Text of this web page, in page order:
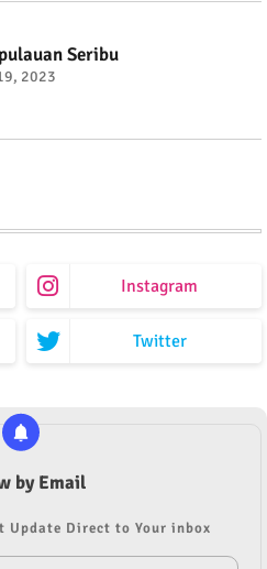
Seribu
2023
Instagram
Twitter
by Email
Update Direct to Your inbox